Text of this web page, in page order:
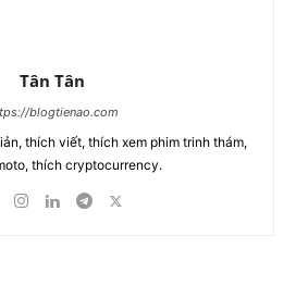
Tân Tân
blogtienao.com
thích viết, thích xem phim trinh thám,
thích cryptocurrency.